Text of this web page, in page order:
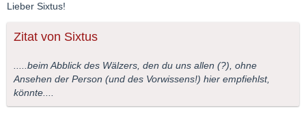
Lieber Sixtus!
Zitat von Sixtus
.....beim Abblick des Wälzers, den du uns allen (?), ohne
Ansehen der Person (und des Vorwissens!) hier empfiehlst,
könnte....